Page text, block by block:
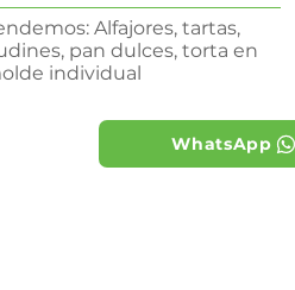
Alfajores, tartas,
pan dulces, torta en
individual
WhatsApp